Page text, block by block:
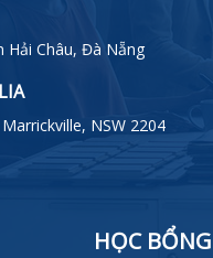
Hải Châu, Đà Nẵng
NSW 2204
HỌC BỔNG